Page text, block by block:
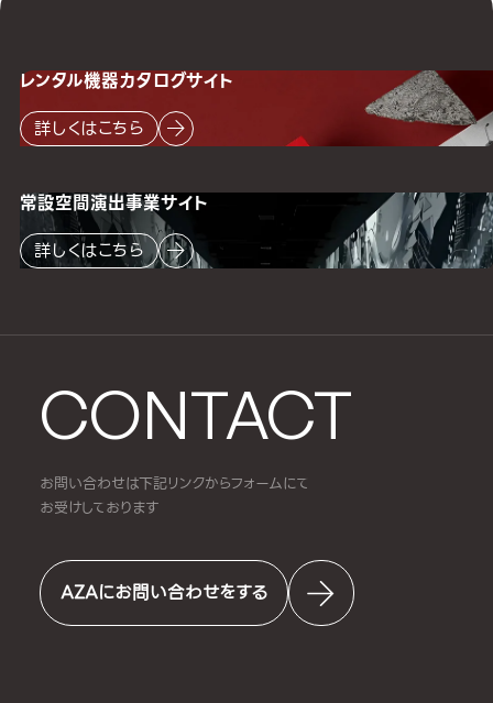
CONTACT
お問い合わせは下記リンクからフォームにて
お受けしております
AZAにお問い合わせをする
レンタル機器カタログサイト
詳しくはこちら
常設空間演出事業サイト
詳しくはこちら